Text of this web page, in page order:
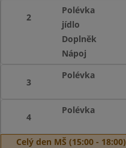
2
Polévka
jídlo
Doplněk
Nápoj
3
Polévka
4
Polévka
Celý den MŠ (15:00 - 18:00)